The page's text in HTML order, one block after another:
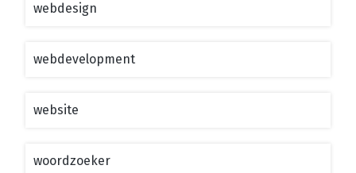
webdesign
webdevelopment
website
woordzoeker